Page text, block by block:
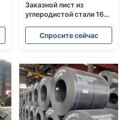
Заказной лист из
углеродистой стали 16
покрытием Q195
Спросите сейчас